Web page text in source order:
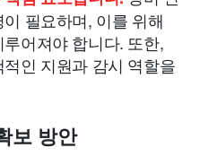
필요하며, 이를 위해
어져야 합니다. 또한,
인 지원과 감시 역할을
보 방안